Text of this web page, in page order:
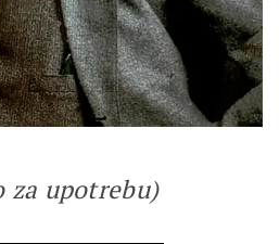
za upotrebu)